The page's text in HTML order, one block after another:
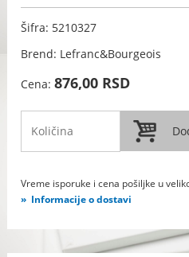
Šifra: 5210327
Brend: Lefranc&Bourgeois
Cena:876,00 RSD
Vreme isporuke i cena pošiljke u
Informacije o dostavi